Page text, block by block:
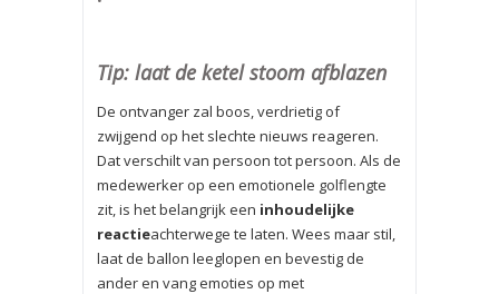
Tip: laat de ketel stoom afblazen
De ontvanger zal boos, verdrietig of
zwijgend op het slechte nieuws reageren.
Dat verschilt van persoon tot persoon. Als de
medewerker op een emotionele golflengte
zit, is het belangrijk een inhoudelijke
reactieachterwege te laten. Wees maar stil,
laat de ballon leeglopen en bevestig de
ander en vang emoties op met